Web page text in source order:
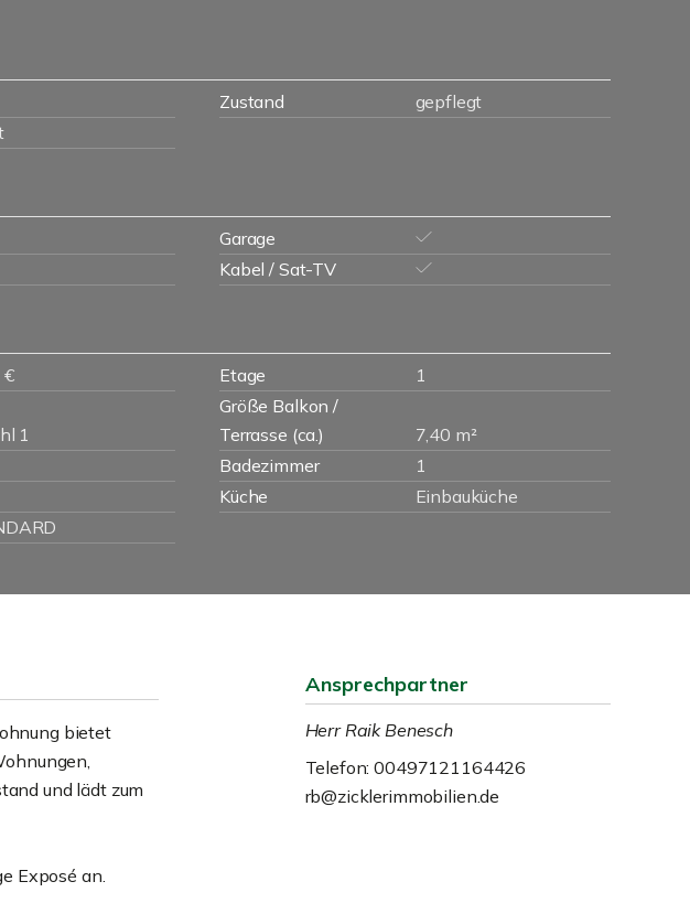
Zustand
gepflegt
Garage
Kabel / Sat-TV
€ Etage 1
1
Größe Balkon /
Terrasse (ca.)
7,40 m²
Badezimmer
1
Küche
Einbauküche
bietet
und lädt zum
Exposé an.
Ansprechpartner
Herr Raik Benesch
Telefon: 00497121164426
rb@zicklerimmobilien.de